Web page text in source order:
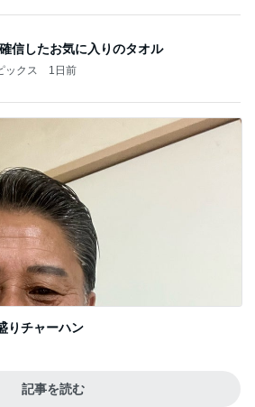
チャーハン
記事を読む
に息子と食べたラーメン
ックス 11時間前